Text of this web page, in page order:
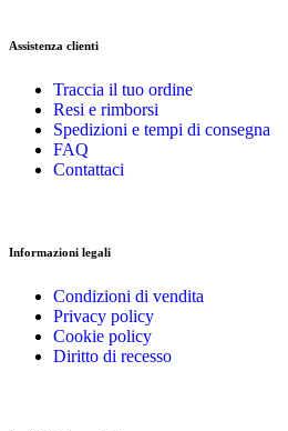
Assistenza clienti
Traccia il tuo ordine
Resi e rimborsi
Spedizioni e tempi di consegna
FAQ
Contattaci
Informazioni legali
Condizioni di vendita
Privacy policy
Cookie policy
Diritto di recesso